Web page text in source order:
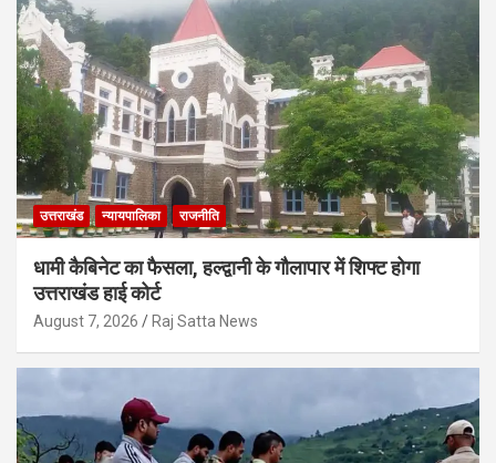
उत्तराखंड न्यायपालिका राजनीति
धामी कैबिनेट का फैसला, हल्द्वानी के गौलापार में शिफ्ट होगा
उत्तराखंड हाई कोर्ट
August 7, 2026 Raj Satta News